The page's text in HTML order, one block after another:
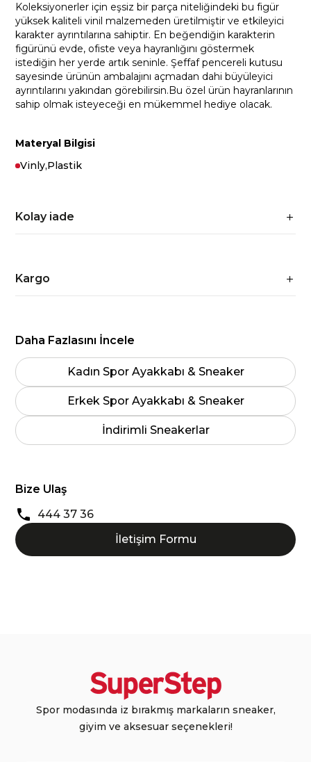
Koleksiyonerler için eşsiz bir parça niteliğindeki bu figür
yüksek kaliteli vinil malzemeden üretilmiştir ve etkileyici
karakter ayrıntılarına sahiptir. En beğendiğin karakterin
figürünü evde, ofiste veya hayranlığını göstermek
istediğin her yerde artık seninle. Şeffaf pencereli kutusu
sayesinde ürünün ambalajını açmadan dahi büyüleyici
ayrıntılarını yakından görebilirsin.Bu özel ürün hayranlarının
sahip olmak isteyeceği en mükemmel hediye olacak.
Materyal Bilgisi
Vinly,Plastik
Kolay iade
Kargo
Daha Fazlasını İncele
Kadın Spor Ayakkabı & Sneaker
Erkek Spor Ayakkabı & Sneaker
İndirimli Sneakerlar
Bize Ulaş
444 37 36
İletişim Formu
Spor modasında iz bırakmış markaların sneaker,
giyim ve aksesuar seçenekleri!